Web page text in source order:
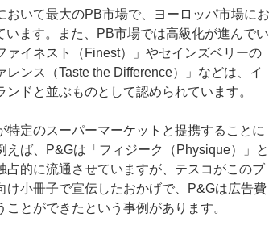
おいて最大のPB市場で、ヨーロッパ市場にお
います。また、PB市場では高級化が進んでい
ァイネスト（Finest）」やセインズベリーの
レンス（Taste the Difference）」などは、イ
ドと並ぶものとして認められています。
特定のスーパーマーケットと提携することに
えば、P&Gは「フィジーク（Physique）」と
占的に流通させていますが、テスコがこのブ
け小冊子で宣伝したおかげで、P&Gは広告費
とができたという事例があります。